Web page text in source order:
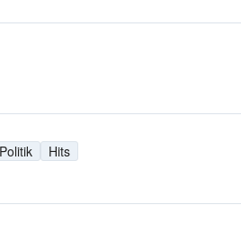
Politik
Hits